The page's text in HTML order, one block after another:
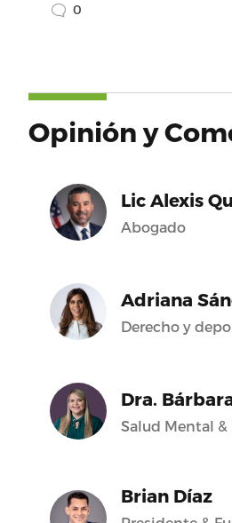
0
Opinión y
Lic Alexis
Abogado
Adriana
Derecho y
Dra.
Salud Mental &
Brian Díaz